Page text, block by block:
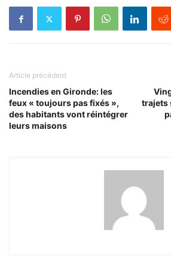
Article précédent
Incendies en Gironde: les
feux « toujours pas fixés »,
des habitants vont réintégrer
leurs maisons
trajets